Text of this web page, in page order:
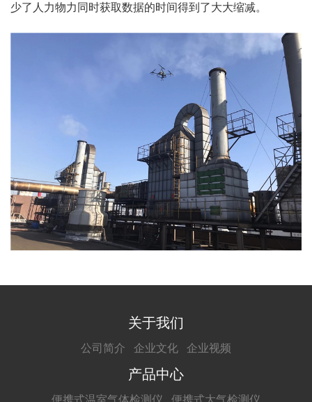
少了人力物力同时获取数据的时间得到了大大缩减。
关于我们
公司简介 企业文化 企业视频
产品中心